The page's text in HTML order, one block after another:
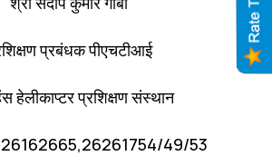
प्रबंधक पीएचटीआई
हेलीकाप्टर प्रशिक्षण संस्थान
49/53